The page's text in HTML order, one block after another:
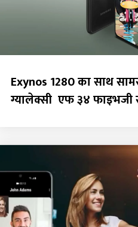
Exynos 1280 का साथ
ग्यालेक्सी एफ ३४ फाइभजी